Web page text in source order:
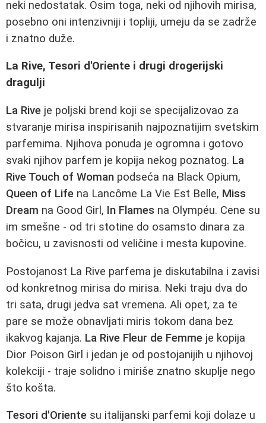
neki nedostatak. Osim toga, neki od njihovih mirisa,
posebno oni intenzivniji i topliji, umeju da se zadrže
i znatno duže.
La Rive, Tesori d'Oriente i drugi drogerijski
dragulji
La Rive je poljski brend koji se specijalizovao za
stvaranje mirisa inspirisanih najpoznatijim svetskim
parfemima. Njihova ponuda je ogromna i gotovo
svaki njihov parfem je kopija nekog poznatog. La
Rive Touch of Woman podseća na Black Opium,
Queen of Life na Lancôme La Vie Est Belle, Miss
Dream na Good Girl, In Flames na Olympéu. Cene su
im smešne - od tri stotine do osamsto dinara za
bočicu, u zavisnosti od veličine i mesta kupovine.
Postojanost La Rive parfema je diskutabilna i zavisi
od konkretnog mirisa do mirisa. Neki traju dva do
tri sata, drugi jedva sat vremena. Ali opet, za te
pare se može obnavljati miris tokom dana bez
ikakvog kajanja. La Rive Fleur de Femme je kopija
Dior Poison Girl i jedan je od postojanijih u njihovoj
kolekciji - traje solidno i miriše znatno skuplje nego
što košta.
Tesori d'Oriente su italijanski parfemi koji dolaze u